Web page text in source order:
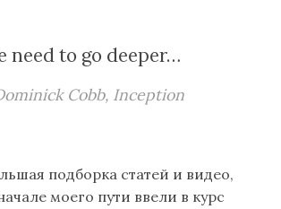
need to go deeper…
Cobb, Inception
подборка статей и видео,
моего пути ввели в курс